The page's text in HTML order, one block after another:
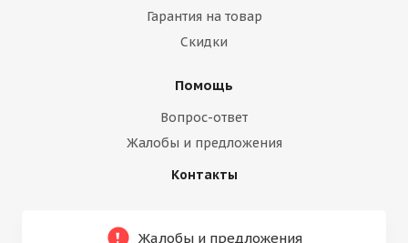
Гарантия на товар
Скидки
Помощь
Вопрос-ответ
Жалобы и предложения
Контакты
Жалобы и предложения